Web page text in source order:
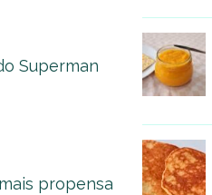
Superman
propensa